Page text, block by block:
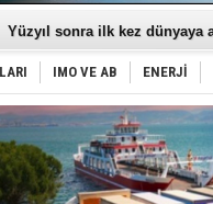
Yüzyıl sonra ilk kez dünyaya
Anadolu Tersanesi
Derince, ILCA Masters
Tüpraş, ham petrol
İTU AUV, Dünya’da 2. oldu!
LNG taşımacılığında
PROYAD, yat mürettebatı için
Türkiye-Irak enerji hattında
Türk Armatöre 'Uyuşturucu'
IMO VE AB ENERJİ